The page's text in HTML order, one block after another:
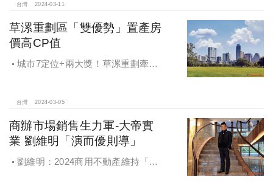
「政府賺翻了！」
台灣 2024-03-11
草漯重劃區「雙優勢」置產房
價高CP值
城市7定位+兩大獎！草漯重劃牽動
台灣 2024-03-05
商辦市場銷售生力軍-大帝實
業 劉維明「演而優則導」
劉維明：2024商用不動產維持「量